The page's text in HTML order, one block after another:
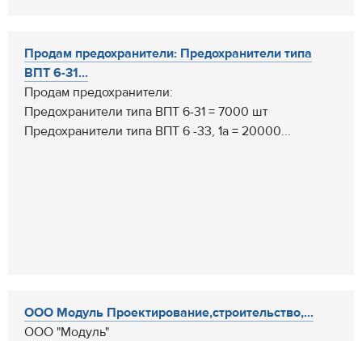
Продам предохранители: Предохранители типа
ВПТ 6-31...
Продам предохранители:
Предохранители типа ВПТ 6-31 = 7000 шт
Предохранители типа ВПТ 6 -33, 1а = 20000...
ООО Модуль Проектирование,строительство,...
ООО "Модуль"